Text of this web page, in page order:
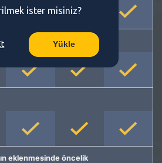
eklenmesinde öncelik
ister misiniz?
Yükle